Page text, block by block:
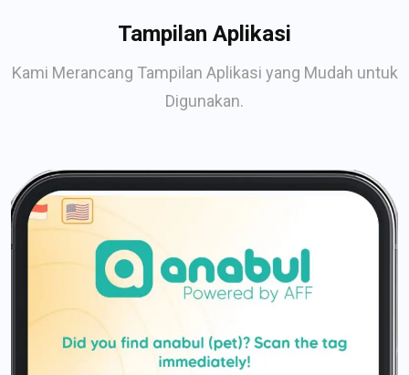
Tampilan Aplikasi
Kami Merancang Tampilan Aplikasi yang Mudah untuk
Digunakan.